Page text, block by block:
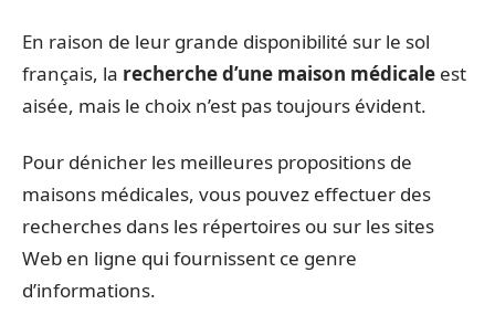
En raison de leur grande disponibilité sur le sol
français, la recherche d’une maison médicale est
aisée, mais le choix n’est pas toujours évident.
Pour dénicher les meilleures propositions de
maisons médicales, vous pouvez effectuer des
recherches dans les répertoires ou sur les sites
Web en ligne qui fournissent ce genre
d’informations.